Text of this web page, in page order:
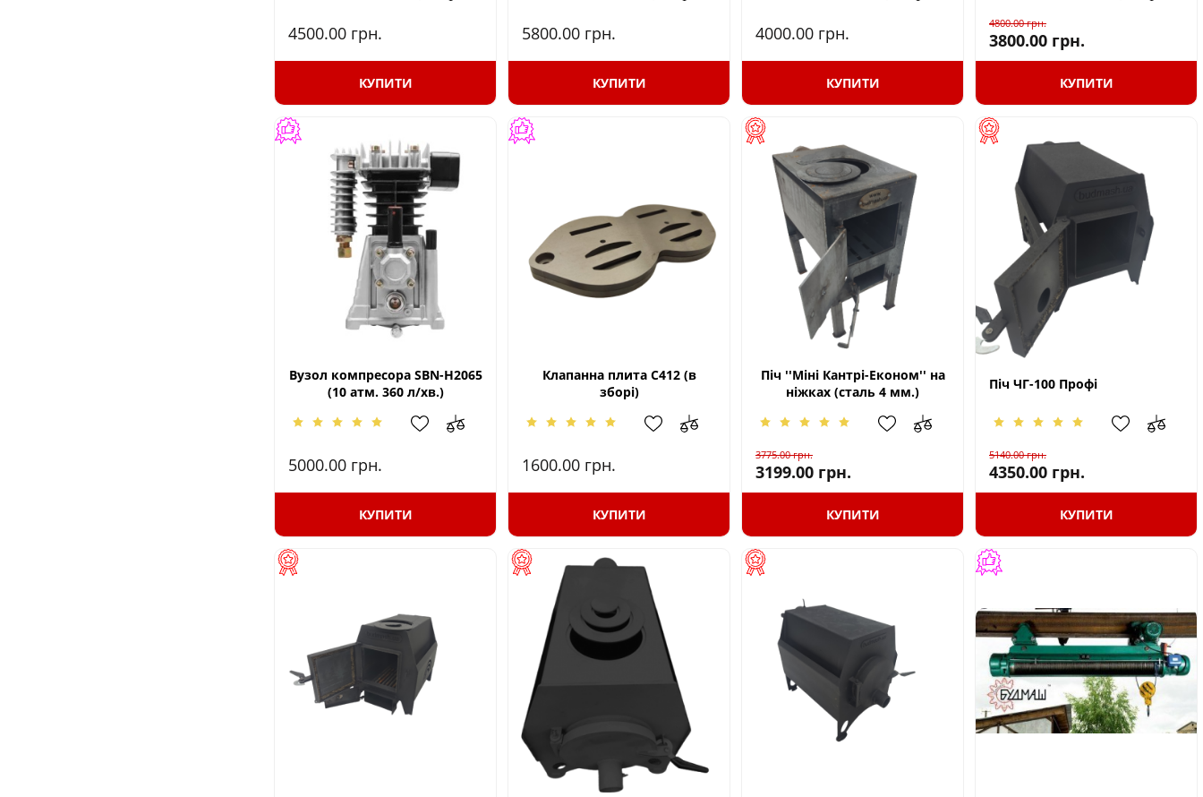
4500.00 грн.
КУПИТИ
5800.00 грн.
КУПИТИ
4000.00 грн.
КУПИТИ
4800.00грн.
3800.00 грн.
КУПИТИ
Вузол компресора SBN-Н2065
(10 атм. 360 л/хв.)
5000.00 грн.
КУПИТИ
Клапанна плита С412 (в
зборі)
1600.00 грн.
КУПИТИ
Піч ''Міні Кантрі-Економ'' на
ніжках (сталь 4 мм.)
3775.00грн.
3199.00 грн.
КУПИТИ
Піч ЧГ-100 Профі
5140.00грн.
4350.00 грн.
КУПИТИ